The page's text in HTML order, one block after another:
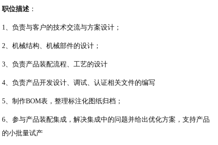
职位描述 ：
1、负责与客户的技术交流与方案设计；
2、机械结构、机械部件的设计；
3、负责产品装配流程、工艺的设计
4、负责产品开发设计、调试、认证相关文件的编写
5、制作BOM表，整理标注化图纸归档；
6、参与产品装配集成，解决集成中的问题并给出优化方案，支持产品
的小批量试产